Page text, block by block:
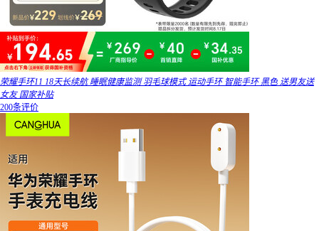
荣耀手环11 18天长续航 睡眠健康监测 羽毛球模式 运动手环 智能手环 黑色 送男友送
女友 国家补贴
200条评价